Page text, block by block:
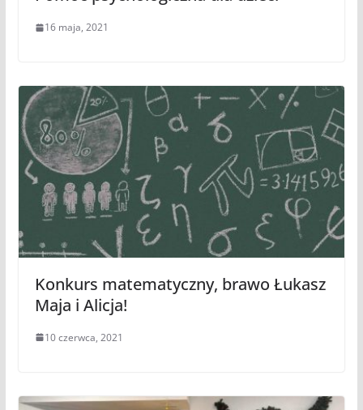
16 maja, 2021
Konkurs matematyczny, brawo Łukasz
Maja i Alicja!
10 czerwca, 2021